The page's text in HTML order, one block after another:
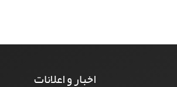
اخبار و اعلانات